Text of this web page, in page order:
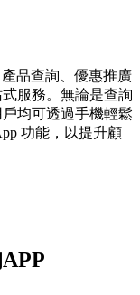
產品查詢、優惠推廣
服務。無論是查詢
均可透過手機輕鬆
功能，以提升顧